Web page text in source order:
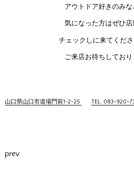
アウトドア好きのみな
気になった方はぜひ
チェックしに来てくだ
ご来店お待ちしており
山口県山口市道場門前1-2-25 TEL: 083-920-
prev